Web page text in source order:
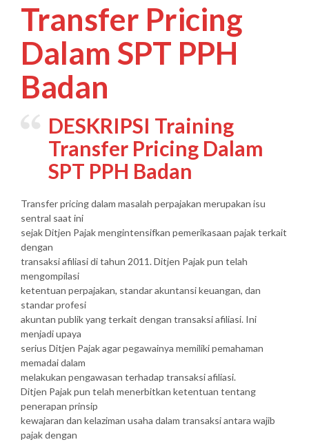
Transfer Pricing
Dalam SPT PPH
Badan
DESKRIPSI Training
Transfer Pricing Dalam
SPT PPH Badan
Transfer pricing dalam masalah perpajakan merupakan isu
sentral saat ini
sejak Ditjen Pajak mengintensifkan pemerikasaan pajak terkait
dengan
transaksi afiliasi di tahun 2011. Ditjen Pajak pun telah
mengompilasi
ketentuan perpajakan, standar akuntansi keuangan, dan
standar profesi
akuntan publik yang terkait dengan transaksi afiliasi. Ini
menjadi upaya
serius Ditjen Pajak agar pegawainya memiliki pemahaman
memadai dalam
melakukan pengawasan terhadap transaksi afiliasi.
Ditjen Pajak pun telah menerbitkan ketentuan tentang
penerapan prinsip
kewajaran dan kelaziman usaha dalam transaksi antara wajib
pajak dengan